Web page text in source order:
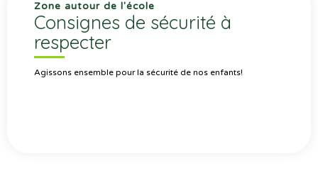
Zone autour de l'école
Consignes de sécurité à
respecter
Agissons ensemble pour la sécurité de nos enfants!